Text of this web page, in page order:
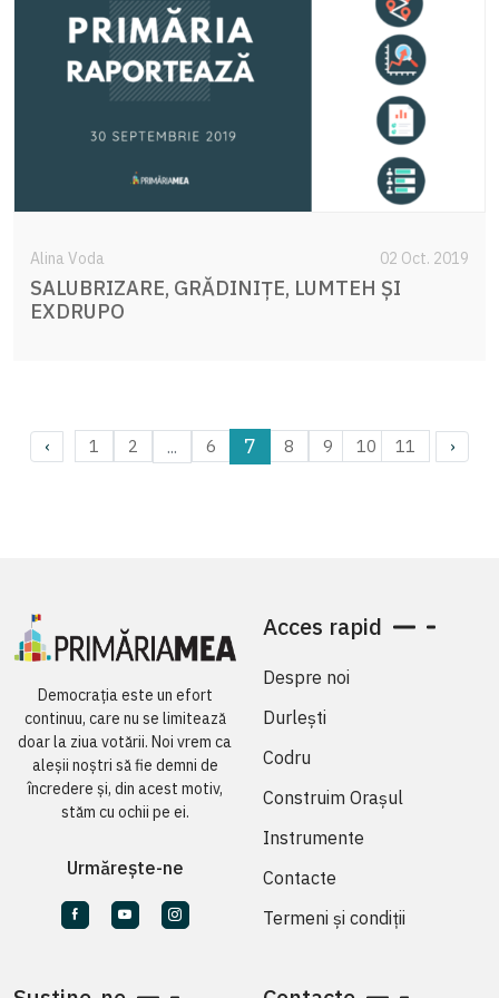
Alina Voda 02 Oct. 2019
SALUBRIZARE, GRĂDINIȚE, LUMTEH ȘI
EXDRUPO
‹ 1 2 ... 6 7 8 9 10 11 ›
Democrația este un efort
continuu, care nu se limitează
doar la ziua votării. Noi vrem ca
aleșii noștri să fie demni de
încredere și, din acest motiv,
stăm cu ochii pe ei.
Urmărește-ne
Acces rapid
Despre noi
Durlești
Codru
Construim Orașul
Instrumente
Contacte
Termeni și condiții